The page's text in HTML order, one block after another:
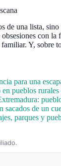
de una lista,
con
Y, sobre
para una
pueblos
sacados de un
parques y